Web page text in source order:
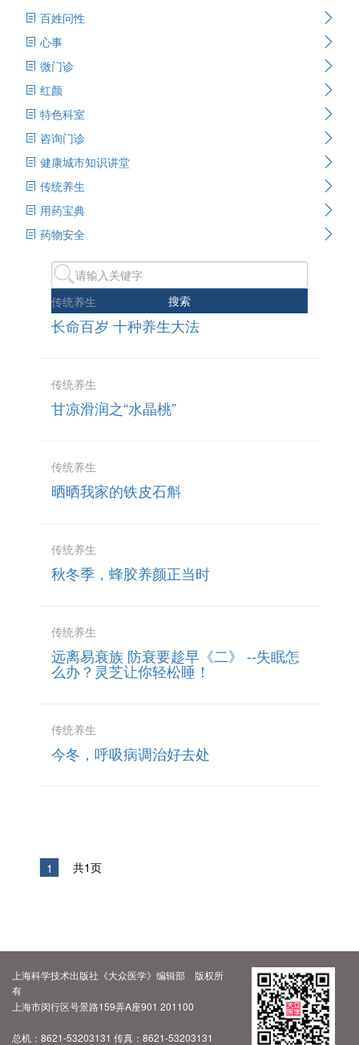
百姓问性
心事
微门诊
红颜
特色科室
咨询门诊
健康城市知识讲堂
传统养生
用药宝典
药物安全
搜索
传统养生
长命百岁 十种养生大法
传统养生
甘凉滑润之“水晶桃”
传统养生
晒晒我家的铁皮石斛
传统养生
秋冬季，蜂胶养颜正当时
传统养生
远离易衰族 防衰要趁早《二》 --失眠怎
么办？灵芝让你轻松睡！
传统养生
今冬，呼吸病调治好去处
1 共1页
上海科学技术出版社《大众医学》编辑部 版权所
有
上海市闵行区号景路159弄A座901 201100
总机：8621-53203131 传真：8621-53203131